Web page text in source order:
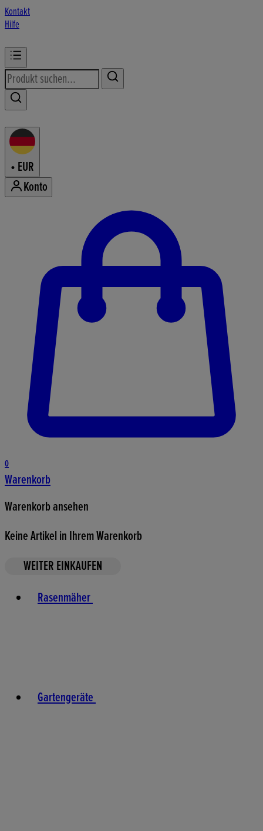
Kontakt
Hilfe
• EUR
Konto
0
Warenkorb
Warenkorb ansehen
Keine Artikel in Ihrem Warenkorb
WEITER EINKAUFEN
Rasenmäher
Gartengeräte